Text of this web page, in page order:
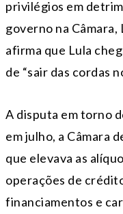
privilégios em
governo na Câmara,
afirma que Lula
de “sair das cordas
A disputa em torno
em julho, a Câmara
que elevava as
operações de
financiamentos e